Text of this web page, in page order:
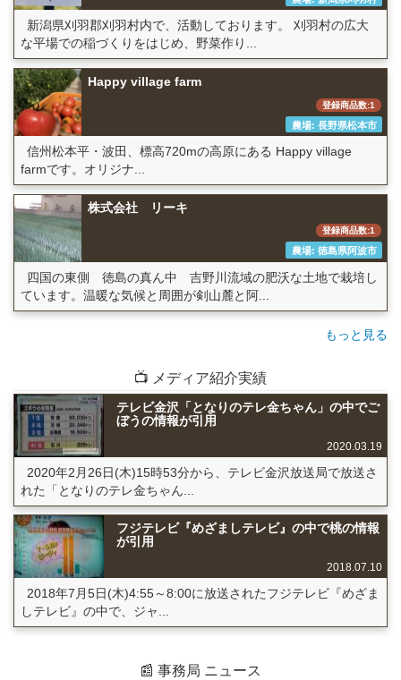
新潟県刈羽郡刈羽村内で、活動しております。 刈羽村の広大
な平場での稲づくりをはじめ、野菜作り...
Happy village farm
登録商品数:1
農場: 長野県松本市
信州松本平・波田、標高720mの高原にある Happy village
farmです。オリジナ...
株式会社 リーキ
登録商品数:1
農場: 徳島県阿波市
四国の東側 徳島の真ん中 吉野川流域の肥沃な土地で栽培し
ています。温暖な気候と周囲が剣山麓と阿...
もっと見る
📺 メディア紹介実績
テレビ金沢「となりのテレ金ちゃん」の中でご
ぼうの情報が引用
2020.03.19
2020年2月26日(木)15時53分から、テレビ金沢放送局で放送さ
れた「となりのテレ金ちゃん...
フジテレビ『めざましテレビ』の中で桃の情報
が引用
2018.07.10
2018年7月5日(木)4:55～8:00に放送されたフジテレビ『めざま
しテレビ』の中で、ジャ...
📰 事務局 ニュース